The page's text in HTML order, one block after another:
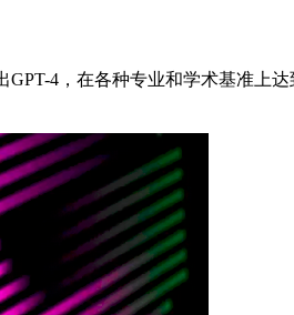
4，在各种专业和学术基准